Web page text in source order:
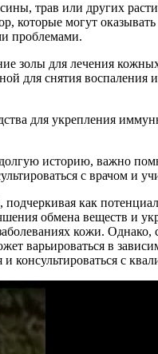
трав или других
которые могут
проблемами.
золы для лечения
для снятия
для укрепления
историю, важно
с врачом и
как
обмена веществ и
кожи. Однако,
варьироваться в
консультироваться с